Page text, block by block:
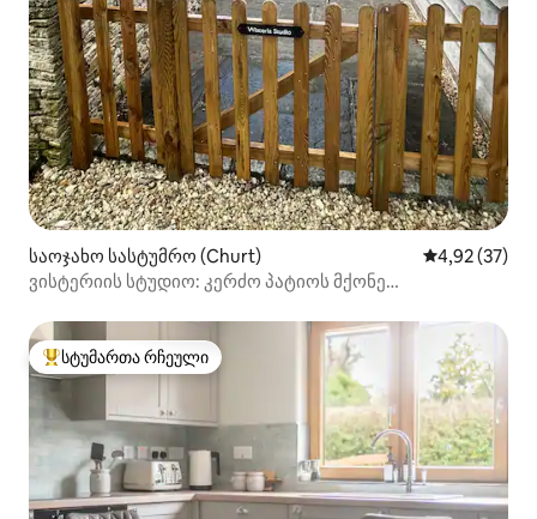
საოჯახო სასტუმრო (Churt) საშუალო
4,92 (37)
ვისტერიის სტუდიო: კერძო პატიოს მქონე
სტუმართა რჩეული მოწინავე ვარიანტი
სტუმართა რჩეული